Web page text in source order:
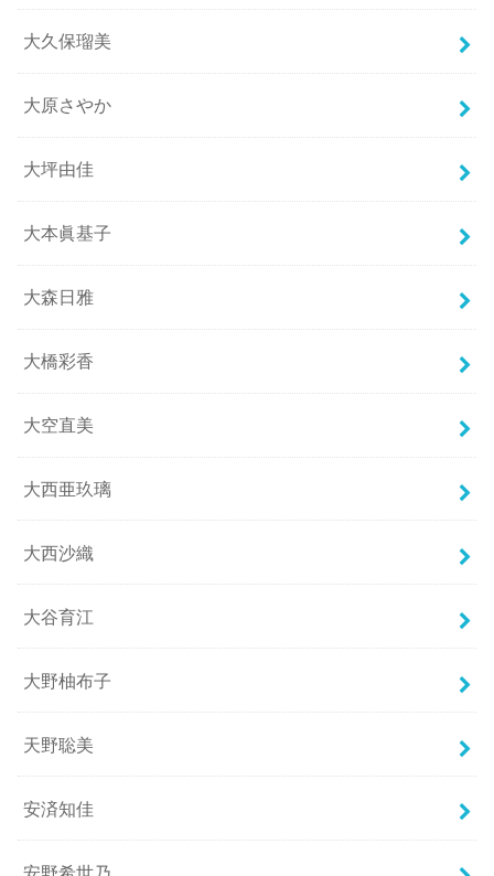
大久保瑠美
大原さやか
大坪由佳
大本眞基子
大森日雅
大橋彩香
大空直美
大西亜玖璃
大西沙織
大谷育江
大野柚布子
天野聡美
安済知佳